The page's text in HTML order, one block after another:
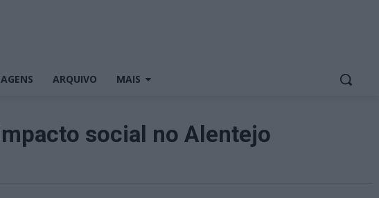
ARQUIVO MAIS
social no Alentejo